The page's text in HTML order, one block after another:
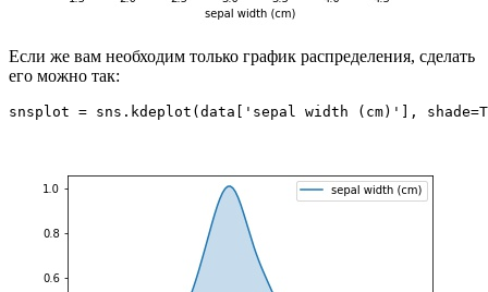
Если же вам необходим только график распределения, сделать
его можно так:
snsplot = sns.kdeplot(data['sepal width (cm)'],